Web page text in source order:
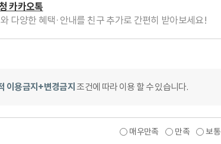
카카오톡
다양한 혜택·안내를 친구 추가로 간편히 받아보세요!
이용금지+변경금지조건에 따라 이용 할 수 있습니다.
매우만족 만족 보통